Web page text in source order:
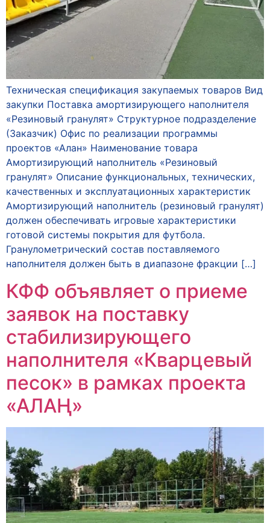
Техническая спецификация закупаемых товаров Вид
закупки Поставка амортизирующего наполнителя
«Резиновый гранулят» Структурное подразделение
(Заказчик) Офис по реализации программы
проектов «Алан» Наименование товара
Амортизирующий наполнитель «Резиновый
гранулят» Описание функциональных, технических,
качественных и эксплуатационных характеристик
Амортизирующий наполнитель (резиновый гранулят)
должен обеспечивать игровые характеристики
готовой системы покрытия для футбола.
Гранулометрический состав поставляемого
наполнителя должен быть в диапазоне фракции […]
КФФ объявляет о приеме
заявок на поставку
стабилизирующего
наполнителя «Кварцевый
песок» в рамках проекта
«АЛАҢ»